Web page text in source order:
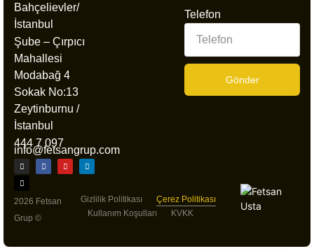
Bahçelievler/
İstanbul
Şube – Çırpıcı
Mahallesi
Modabağ 4
Sokak No:13
Zeytinburnu /
İstanbul
444 7 097
info@fetsangrup.com
Telefon
Gönder
2026 Fetsan
Grup ©
Gizlilik Politikası
Çerez Politikası
Kullanım Koşulları
KVKK